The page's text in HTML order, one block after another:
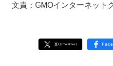
文責：GMOインターネット